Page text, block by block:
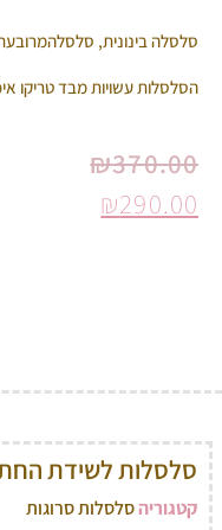
סלסלה בינונית,
הסלסלות עשויות מבד טריקו
₪370.00
₪290.00
סלסלות לשידת
קטגוריהסלסלות סרוגות